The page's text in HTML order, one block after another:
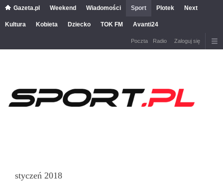
Gazeta.pl Weekend Wiadomości Sport Plotek Next
Kultura Kobieta Dziecko TOK FM Avanti24
Poczta Radio Zaloguj się
styczeń 2018